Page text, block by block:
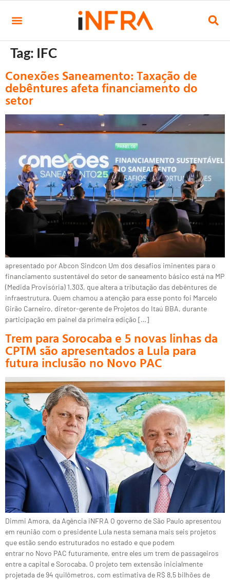
Tag: IFC
Conexões Saneamento: Taxação de
debêntures afeta financiamento do
setor
apresentado por Abcon Sindcon Um dos desafios iminentes para o
financiamento sustentável do setor de saneamento básico está na MP
(Medida Provisória) 1.303, que altera a tributação das debêntures de
infraestrutura. Quem chamou a atenção para esse ponto foi Marcelo
Girão Carneiro, diretor-gerente de Projetos do Itaú BBA, durante
participação em painel da primeira edição […]
Trem para Sorocaba e 5 novas linhas da
CPTM são apresentados a Lula para
futura inclusão no Novo PAC
Dimmi Amora, da Agência iNFRA O governo de São Paulo apresentou
em reunião com o presidente Lula nesta semana mais seis projetos
que estão sendo estruturados no estado e que podem
entrar no Novo PAC futuramente, entre eles um trem de passageiros
entre a capital e Sorocaba. O projeto tem extensão inicialmente
projetada de 94 quilômetros, com estimativa de R$ 8,5 bilhões de